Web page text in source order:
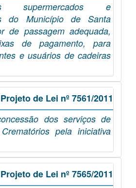
supermercados e
do Município de Santa
de passagem adequada,
de pagamento, para
e usuários de cadeiras
Projeto de Lei nº 7561/2011
dos serviços de
pela iniciativa
Projeto de Lei nº 7565/2011